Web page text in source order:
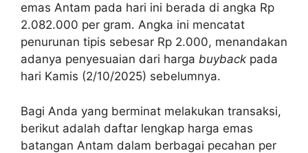
emas Antam pada hari ini berada di angka Rp
2.082.000 per gram. Angka ini mencatat
penurunan tipis sebesar Rp 2.000, menandakan
adanya penyesuaian dari harga buyback pada
hari Kamis (2/10/2025) sebelumnya.
Bagi Anda yang berminat melakukan transaksi,
berikut adalah daftar lengkap harga emas
batangan Antam dalam berbagai pecahan per